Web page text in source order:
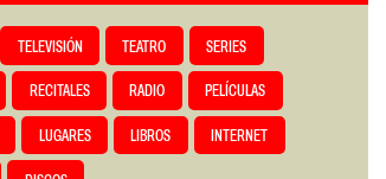
TELEVISIÓN TEATRO SERIES
RECITALES RADIO PELÍCULAS
LUGARES LIBROS INTERNET